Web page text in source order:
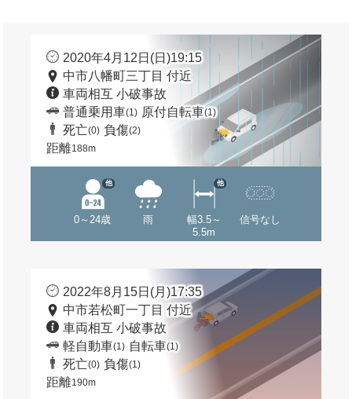
2020年4月12日(日)19:15
中市八幡町三丁目 付近
車両相互 小破事故
普通乗用車(1) 原付自転車(1)
死亡(0) 負傷(2)
距離188m
0～24歳
他
雨
幅3.5～
5.5m
他
信号なし
2022年8月15日(月)17:35
中市若松町一丁目 付近
車両相互 小破事故
軽自動車(1) 自転車(1)
死亡(0) 負傷(1)
距離190m